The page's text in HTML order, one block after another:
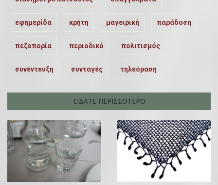
εφημερίδα κρήτη μαγειρική παράδοση
πεζοπορία περιοδικό πολιτισμός
συνέντευξη συνταγές τηλεόραση
ΕΙΔΑΤΕ ΠΕΡΙΣΣΟΤΕΡΟ